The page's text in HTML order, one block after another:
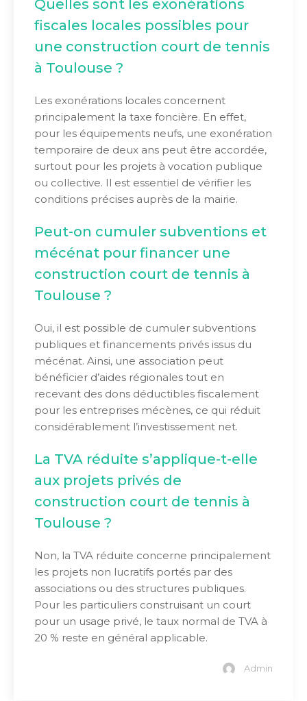
Quelles sont les exonérations
fiscales locales possibles pour
une construction court de tennis
à Toulouse ?
Les exonérations locales concernent
principalement la taxe foncière. En effet,
pour les équipements neufs, une exonération
temporaire de deux ans peut être accordée,
surtout pour les projets à vocation publique
ou collective. Il est essentiel de vérifier les
conditions précises auprès de la mairie.
Peut-on cumuler subventions et
mécénat pour financer une
construction court de tennis à
Toulouse ?
Oui, il est possible de cumuler subventions
publiques et financements privés issus du
mécénat. Ainsi, une association peut
bénéficier d’aides régionales tout en
recevant des dons déductibles fiscalement
pour les entreprises mécènes, ce qui réduit
considérablement l’investissement net.
La TVA réduite s’applique-t-elle
aux projets privés de
construction court de tennis à
Toulouse ?
Non, la TVA réduite concerne principalement
les projets non lucratifs portés par des
associations ou des structures publiques.
Pour les particuliers construisant un court
pour un usage privé, le taux normal de TVA à
20 % reste en général applicable.
Admin